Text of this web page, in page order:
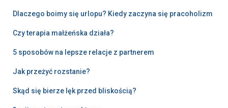
Dlaczego boimy się urlopu? Kiedy zaczyna się pracoholizm
Czy terapia małżeńska działa?
5 sposobów na lepsze relacje z partnerem
Jak przeżyć rozstanie?
Skąd się bierze lęk przed bliskością?